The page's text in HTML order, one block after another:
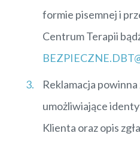
formie pisemnej i
Centrum Terapii
Reklamacja
umożliwiające
Klienta oraz opis